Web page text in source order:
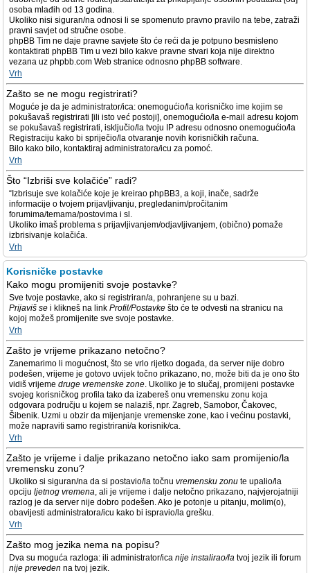
osoba mlađih od 13 godina.
Ukoliko nisi siguran/na odnosi li se spomenuto pravno pravilo na tebe, zatraži
pravni savjet od stručne osobe.
phpBB Tim ne daje pravne savjete što će reći da je potpuno besmisleno
kontaktirati phpBB Tim u vezi bilo kakve pravne stvari koja nije direktno
vezana uz phpbb.com Web stranice odnosno phpBB software.
Vrh
Zašto se ne mogu registrirati?
Moguće je da je administrator/ica: onemogućio/la korisničko ime kojim se
pokušavaš registrirati [ili isto već postoji], onemogućio/la e-mail adresu kojom
se pokušavaš registrirati, isključio/la tvoju IP adresu odnosno onemogućio/la
Registraciju kako bi spriječio/la otvaranje novih korisničkih računa.
Bilo kako bilo, kontaktiraj administratora/icu za pomoć.
Vrh
Što “Izbriši sve kolačiće” radi?
“Izbrisuje sve kolačiće koje je kreirao phpBB3, a koji, inače, sadrže
informacije o tvojem prijavljivanju, pregledanim/pročitanim
forumima/temama/postovima i sl.
Ukoliko imaš problema s prijavljivanjem/odjavljivanjem, (obično) pomaže
izbrisivanje kolačića.
Vrh
Korisničke postavke
Kako mogu promijeniti svoje postavke?
Sve tvoje postavke, ako si registriran/a, pohranjene su u bazi.
Prijaviš se i klikneš na link Profil/Postavke što će te odvesti na stranicu na
kojoj možeš promijenite sve svoje postavke.
Vrh
Zašto je vrijeme prikazano netočno?
Zanemarimo li mogućnost, što se vrlo rijetko događa, da server nije dobro
podešen, vrijeme je gotovo uvijek točno prikazano, no, može biti da je ono što
vidiš vrijeme druge vremenske zone. Ukoliko je to slučaj, promijeni postavke
svojeg korisničkog profila tako da izabereš onu vremensku zonu koja
odgovara području u kojem se nalaziš, npr. Zagreb, Samobor, Čakovec,
Šibenik. Uzmi u obzir da mijenjanje vremenske zone, kao i većinu postavki,
može napraviti samo registrirani/a korisnik/ca.
Vrh
Zašto je vrijeme i dalje prikazano netočno iako sam promijenio/la
vremensku zonu?
Ukoliko si siguran/na da si postavio/la točnu vremensku zonu te upalio/la
opciju ljetnog vremena, ali je vrijeme i dalje netočno prikazano, najvjerojatniji
razlog je da server nije dobro podešen. Ako je potonje u pitanju, molim(o),
obavijesti administratora/icu kako bi ispravio/la grešku.
Vrh
Zašto mog jezika nema na popisu?
Dva su moguća razloga: ili administrator/ica nije instalirao/la tvoj jezik ili forum
nije preveden na tvoj jezik.